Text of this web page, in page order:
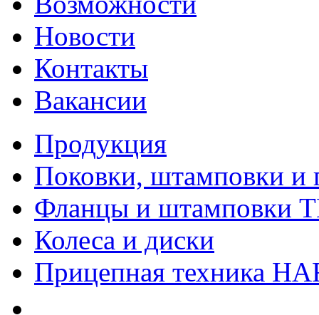
Новости
Контакты
Вакансии
Продукция
Поковки, штамповки и
Фланцы и штамповки
Колеса и диски
Прицепная техника